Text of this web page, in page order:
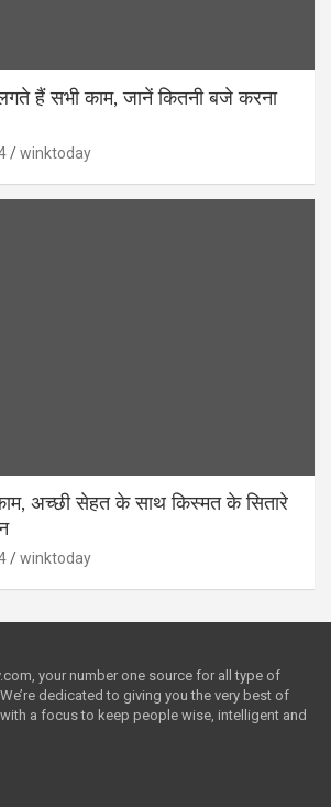
हैं सभी काम, जानें कितनी बजे करना
winktoday
अच्छी सेहत के साथ किस्मत के सितारे
winktoday
your number one source for all type of
dedicated to giving you the very best of
a focus to keep people wise, intelligent and